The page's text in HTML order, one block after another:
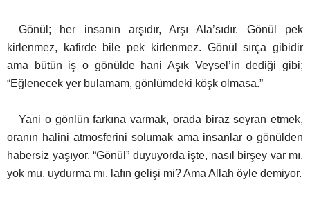
Gönül; her insanın arşıdır, Arşı Ala’sıdır. Gönül pek
kirlenmez, kafirde bile pek kirlenmez. Gönül sırça gibidir
ama bütün iş o gönülde hani Aşık Veysel’in dediği gibi;
“Eğlenecek yer bulamam, gönlümdeki köşk olmasa.”
Yani o gönlün farkına varmak, orada biraz seyran etmek,
oranın halini atmosferini solumak ama insanlar o gönülden
habersiz yaşıyor. “Gönül” duyuyorda işte, nasıl birşey var mı,
yok mu, uydurma mı, lafın gelişi mi? Ama Allah öyle demiyor.